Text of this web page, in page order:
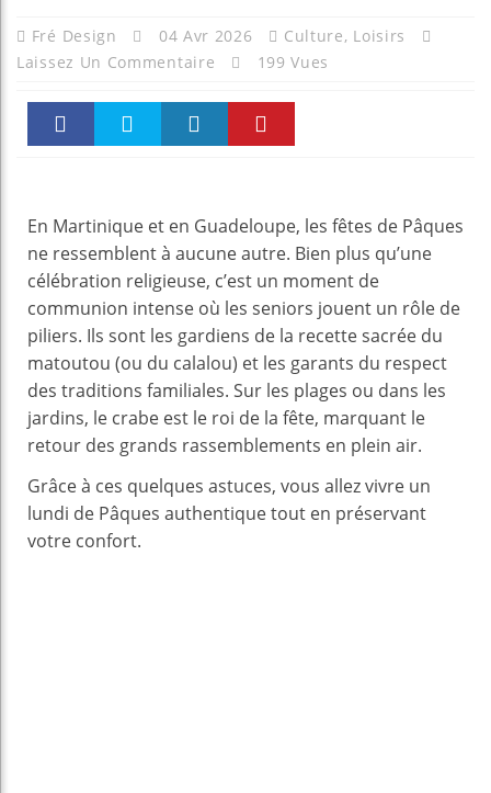
Fré Design 04 Avr 2026 Culture, Loisirs
Laissez Un Commentaire
199 Vues
En Martinique et en Guadeloupe, les fêtes de Pâques
ne ressemblent à aucune autre. Bien plus qu’une
célébration religieuse, c’est un moment de
communion intense où les seniors jouent un rôle de
piliers. Ils sont les gardiens de la recette sacrée du
matoutou (ou du calalou) et les garants du respect
des traditions familiales. Sur les plages ou dans les
jardins, le crabe est le roi de la fête, marquant le
retour des grands rassemblements en plein air.
Grâce à ces quelques astuces, vous allez vivre un
lundi de Pâques authentique tout en préservant
votre confort.